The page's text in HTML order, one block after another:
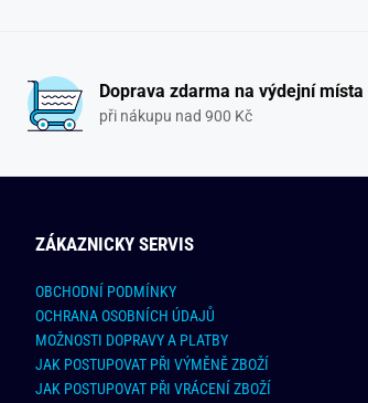
Doprava zdarma na výdejní místa
při nákupu nad 900 Kč
ZÁKAZNICKY SERVIS
OBCHODNÍ PODMÍNKY
OCHRANA OSOBNÍCH ÚDAJŮ
MOŽNOSTI DOPRAVY A PLATBY
JAK POSTUPOVAT PŘI VÝMĚNĚ ZBOŽÍ
JAK POSTUPOVAT PŘI VRÁCENÍ ZBOŽÍ